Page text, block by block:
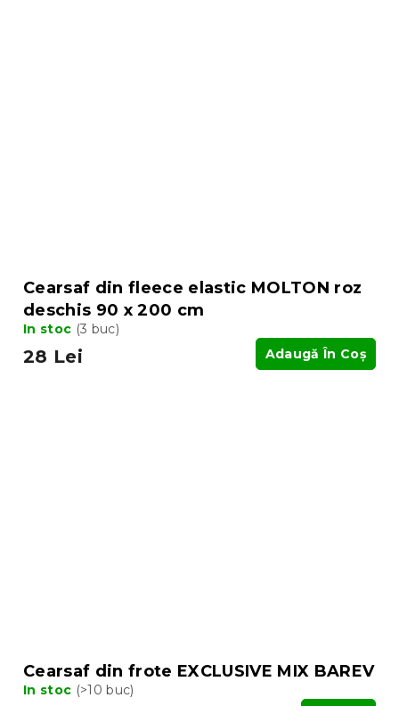
Cearsaf din fleece elastic MOLTON roz
deschis 90 x 200 cm
In stoc (3 buc)
28 Lei Adaugă În Coş
Cearsaf din frote EXCLUSIVE MIX BAREV
In stoc (>10 buc)